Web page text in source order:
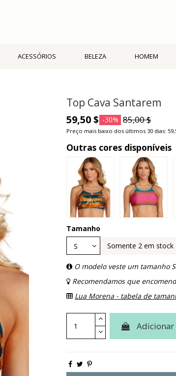
ACESSÓRIOS BELEZA HOMEM
Top Cava Santarem
59,50 $ -30% 85,00 $
Preço mais baixo dos últimos 30 dias:
Outras cores disponíveis
Tamanho
Somente 2 em stock
O modelo veste um tamanho
Recomendamos que
Lua Morena - tabela de
Adicionar